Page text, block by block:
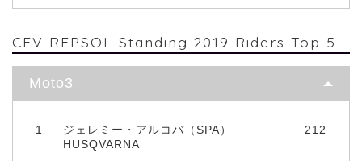
CEV REPSOL Standing 2019 Riders Top 5
Moto3
1
ジェレミー・アルコバ（SPA）
HUSQVARNA
212